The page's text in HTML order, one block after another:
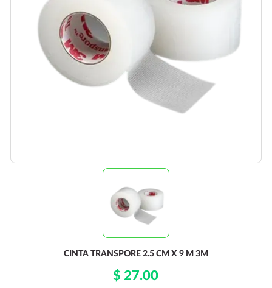
CINTA TRANSPORE 2.5 CM X 9 M 3M
$ 27.00